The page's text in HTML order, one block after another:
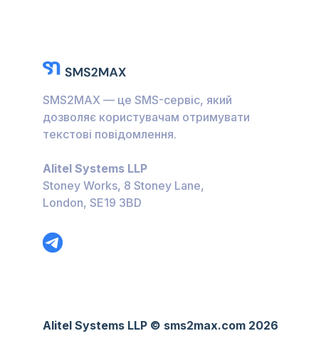
SMS2MAX — це SMS-сервіс, який
дозволяє користувачам отримувати
текстові повідомлення.
Alitel Systems LLP
Stoney Works, 8 Stoney Lane,
London, SE19 3BD
Alitel Systems LLP © sms2max.com 2026